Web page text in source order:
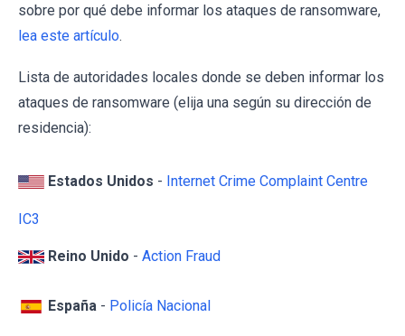
sobre por qué debe informar los ataques de ransomware,
lea este artículo.
Lista de autoridades locales donde se deben informar los
ataques de ransomware (elija una según su dirección de
residencia):
Estados Unidos - Internet Crime Complaint Centre
IC3
Reino Unido - Action Fraud
España - Policía Nacional